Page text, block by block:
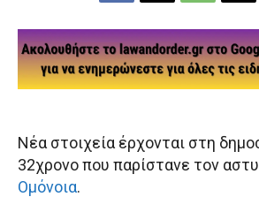
Νέα στοιχεία έρχονται στη
32χρονο που παρίστανε τον
Ομόνοια.